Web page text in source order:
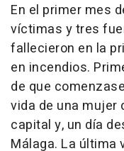
En el primer mes
víctimas y tres
fallecieron en la
en incendios.
de que
vida de una mujer
capital y, un día
Málaga. La última